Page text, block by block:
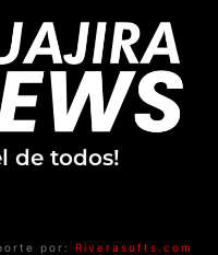
de todos!
por: Riverasofts.com